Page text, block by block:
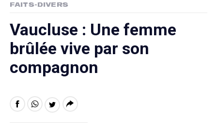
FAITS-DIVERS
Vaucluse : Une femme
brûlée vive par son
compagnon